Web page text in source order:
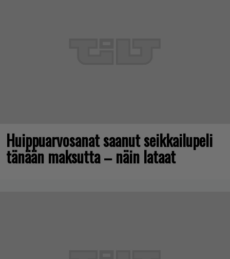
Huippuarvosanat saanut seikkailupeli
tänään maksutta – näin lataat